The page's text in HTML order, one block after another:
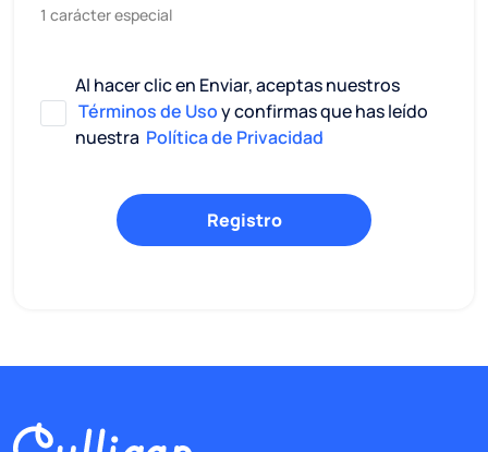
1 carácter especial
Al hacer clic en Enviar, aceptas nuestros
Términos de Usoy confirmas que has leído
nuestra Política de Privacidad